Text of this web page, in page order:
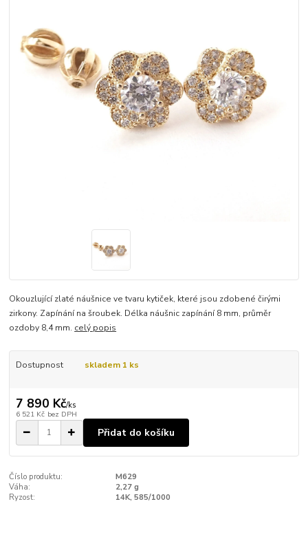
Okouzlující zlaté náušnice ve tvaru kytiček, které jsou zdobené čirými
zirkony. Zapínání na šroubek. Délka náušnic zapínání 8 mm, průměr
ozdoby 8,4 mm. celý popis
Dostupnost skladem 1 ks
7 890 Kč/ks
6 521 Kč bez DPH
Přidat do košíku
Číslo produktu:
M629
Váha:
2,27 g
Ryzost:
14K, 585/1000